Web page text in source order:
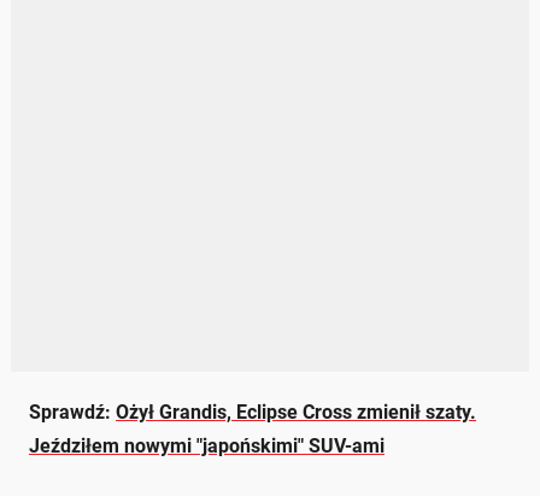
Sprawdź: Ożył Grandis, Eclipse Cross zmienił szaty.
Jeździłem nowymi "japońskimi" SUV-ami